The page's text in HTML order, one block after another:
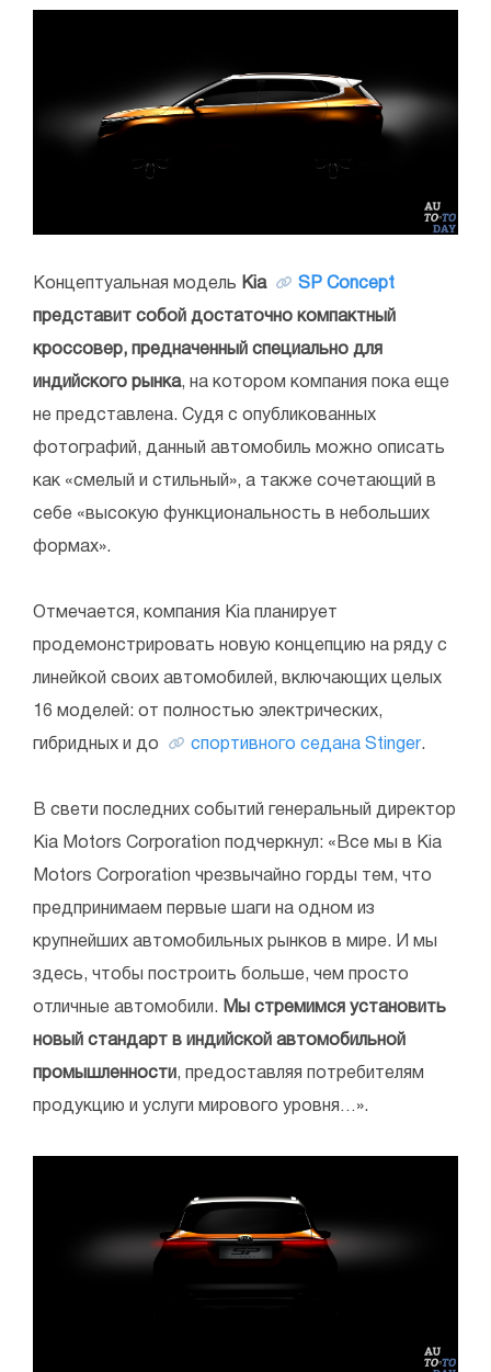
Концептуальная модель Kia SP Concept
представит собой достаточно компактный
кроссовер, предначенный специально для
индийского рынка, на котором компания пока еще
не представлена. Судя с опубликованных
фотографий, данный автомобиль можно описать
как «смелый и стильный», а также сочетающий в
себе «высокую функциональность в небольших
формах».
Отмечается, компания Kia планирует
продемонстрировать новую концепцию на ряду с
линейкой своих автомобилей, включающих целых
16 моделей: от полностью электрических,
гибридных и до спортивного седана Stinger.
В свети последних событий генеральный директор
Kia Motors Corporation подчеркнул: «Все мы в Kia
Motors Corporation чрезвычайно горды тем, что
предпринимаем первые шаги на одном из
крупнейших автомобильных рынков в мире. И мы
здесь, чтобы построить больше, чем просто
отличные автомобили. Мы стремимся установить
новый стандарт в индийской автомобильной
промышленности, предоставляя потребителям
продукцию и услуги мирового уровня…».